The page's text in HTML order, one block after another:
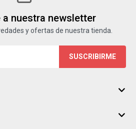
a nuestra newsletter
y ofertas de nuestra tienda.
SUSCRIBIRME